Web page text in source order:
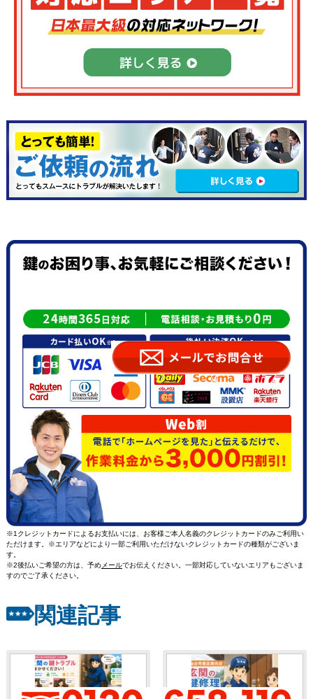
※1クレジットカードによるお支払いには、お客様ご本人名義のクレジットカードのみご利用い
ただけます。※エリアなどにより一部ご利用いただけないクレジットカードの種類がございま
す。
※2後払いご希望の方は、予めメールでお伝えください。一部対応していないエリアもございま
すのでご了承ください。
関連記事